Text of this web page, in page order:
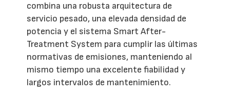
combina una robusta arquitectura de
servicio pesado, una elevada densidad de
potencia y el sistema Smart After-
Treatment System para cumplir las últimas
normativas de emisiones, manteniendo al
mismo tiempo una excelente fiabilidad y
largos intervalos de mantenimiento.